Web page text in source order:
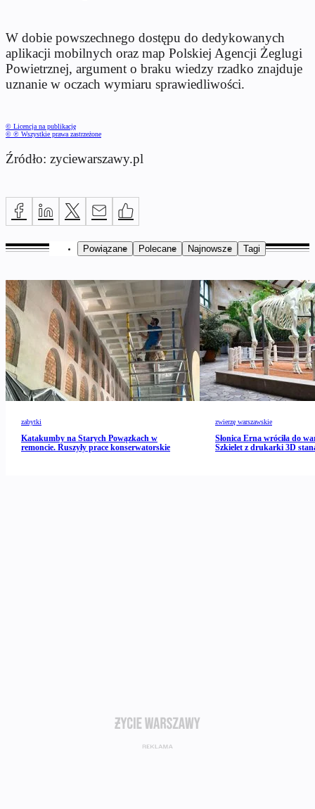
W dobie powszechnego dostępu do dedykowanych
aplikacji mobilnych oraz map Polskiej Agencji Żeglugi
Powietrznej, argument o braku wiedzy rzadko znajduje
uznanie w oczach wymiaru sprawiedliwości.
© Licencja na publikację
© ℗ Wszystkie prawa zastrzeżone
Źródło: zyciewarszawy.pl
Powiązane Polecane Najnowsze Tagi
zabytki
Katakumby na Starych Powązkach w
remoncie. Ruszyły prace konserwatorskie
zwierzę warszawskie
Słonica Erna wróciła do
Szkielet z drukarki 3D